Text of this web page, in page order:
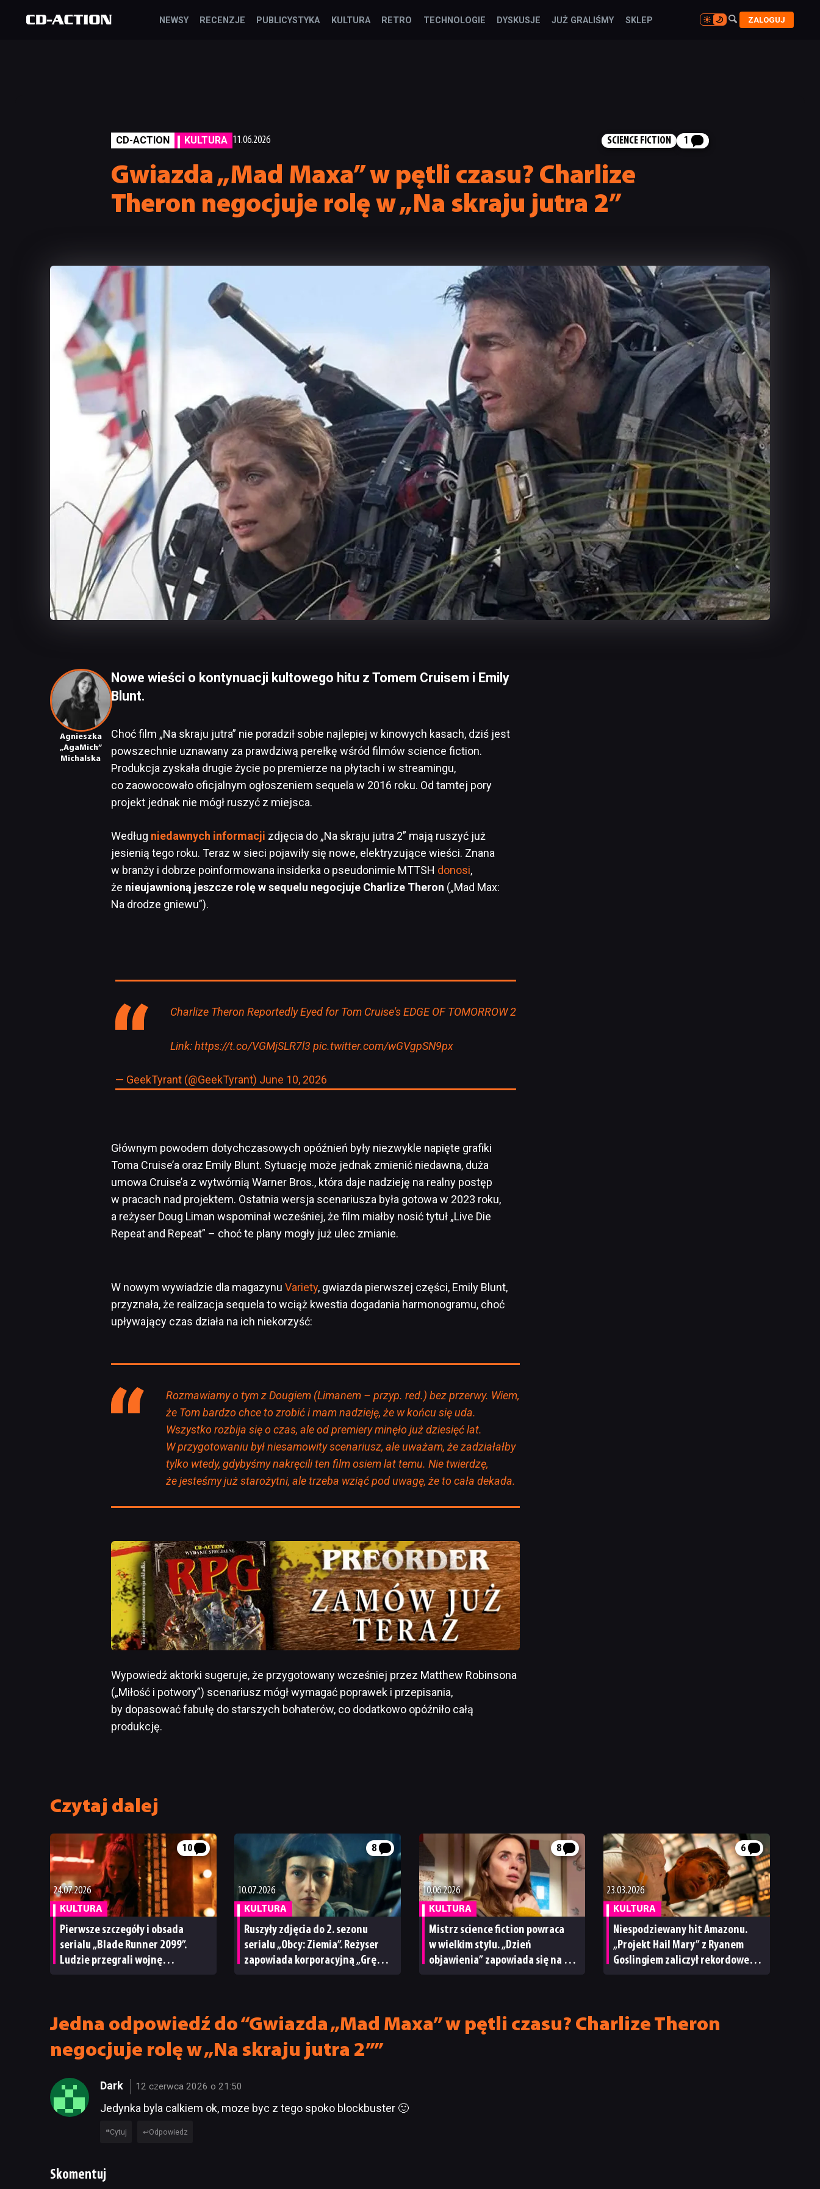
NEWSY RECENZJE PUBLICYSTYKA KULTURA RETRO TECHNOLOGIE DYSKUSJE JUŻ GRALIŚMY SKLEP 
 ZALOGUJ
CD-ACTION KULTURA 11.06.2026 SCIENCE FICTION 1
Gwiazda „Mad Maxa” w pętli czasu? Charlize
Theron negocjuje rolę w „Na skraju jutra 2”
Agnieszka
„AgaMich”
Michalska
Nowe wieści o kontynuacji kultowego hitu z Tomem Cruisem i Emily
Blunt.
Choć film „Na skraju jutra” nie poradził sobie najlepiej w kinowych kasach, dziś jest
powszechnie uznawany za prawdziwą perełkę wśród filmów science fiction.
Produkcja zyskała drugie życie po premierze na płytach i w streamingu,
co zaowocowało oficjalnym ogłoszeniem sequela w 2016 roku. Od tamtej pory
projekt jednak nie mógł ruszyć z miejsca.
Według niedawnych informacji zdjęcia do „Na skraju jutra 2” mają ruszyć już
jesienią tego roku. Teraz w sieci pojawiły się nowe, elektryzujące wieści. Znana
w branży i dobrze poinformowana insiderka o pseudonimie MTTSH donosi,
że nieujawnioną jeszcze rolę w sequelu negocjuje Charlize Theron („Mad Max:
Na drodze gniewu”).
Charlize Theron Reportedly Eyed for Tom Cruise's EDGE OF TOMORROW 2
Link:https://t.co/VGMjSLR7l3 pic.twitter.com/wGVgpSN9px
— GeekTyrant (@GeekTyrant) June 10, 2026
Głównym powodem dotychczasowych opóźnień były niezwykle napięte grafiki
Toma Cruise’a oraz Emily Blunt. Sytuację może jednak zmienić niedawna, duża
umowa Cruise’a z wytwórnią Warner Bros., która daje nadzieję na realny postęp
w pracach nad projektem. Ostatnia wersja scenariusza była gotowa w 2023 roku,
a reżyser Doug Liman wspominał wcześniej, że film miałby nosić tytuł „Live Die
Repeat and Repeat” – choć te plany mogły już ulec zmianie.
W nowym wywiadzie dla magazynu Variety, gwiazda pierwszej części, Emily Blunt,
przyznała, że realizacja sequela to wciąż kwestia dogadania harmonogramu, choć
upływający czas działa na ich niekorzyść:
Rozmawiamy o tym z Dougiem (Limanem – przyp. red.) bez przerwy. Wiem,
że Tom bardzo chce to zrobić i mam nadzieję, że w końcu się uda.
Wszystko rozbija się o czas, ale od premiery minęło już dziesięć lat.
W przygotowaniu był niesamowity scenariusz, ale uważam, że zadziałałby
tylko wtedy, gdybyśmy nakręcili ten film osiem lat temu. Nie twierdzę,
że jesteśmy już starożytni, ale trzeba wziąć pod uwagę, że to cała dekada.
Wypowiedź aktorki sugeruje, że przygotowany wcześniej przez Matthew Robinsona
(„Miłość i potwory”) scenariusz mógł wymagać poprawek i przepisania,
by dopasować fabułę do starszych bohaterów, co dodatkowo opóźniło całą
produkcję.
Czytaj dalej
10
24.07.2026
KULTURA
Pierwsze szczegóły i obsada
serialu „Blade Runner 2099”.
Ludzie przegrali wojnę
8
10.07.2026
KULTURA
Ruszyły zdjęcia do 2. sezonu
serialu „Obcy: Ziemia”. Reżyser
zapowiada korporacyjną „Grę
8
10.06.2026
KULTURA
Mistrz science fiction powraca
w wielkim stylu. „Dzień
objawienia” zapowiada się na hit
6
23.03.2026
KULTURA
Niespodziewany hit Amazonu.
„Projekt Hail Mary” z Ryanem
Goslingiem zaliczył rekordowe
Jedna odpowiedź do “Gwiazda „Mad Maxa” w pętli czasu? Charlize Theron
negocjuje rolę w „Na skraju jutra 2””
Dark 12 czerwca 2026 o 21:50
Jedynka byla calkiem ok, moze byc z tego spoko blockbuster 🙂
Cytuj Odpowiedz
Skomentuj